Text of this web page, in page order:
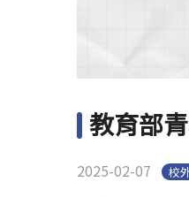
教育部
2025-02-07 校